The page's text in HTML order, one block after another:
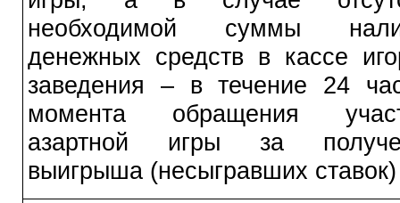
необходимой суммы
денежных средств в кассе
заведения – в течение 24
момента обращения
азартной игры за
выигрыша (несыгравших ставок)